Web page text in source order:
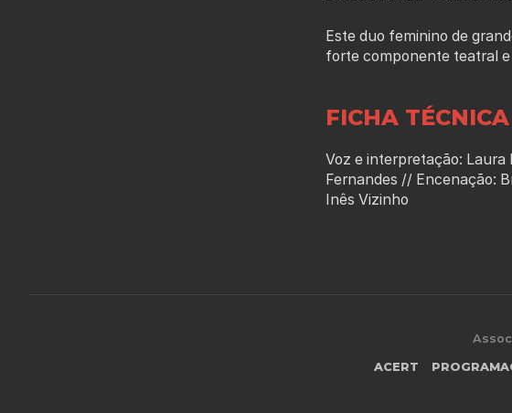
Este duo feminino de
forte componente teatral e
FICHA
Voz e interpretação: Laura
Fernandes // Encenação:
Inês Vizinho
ACERT